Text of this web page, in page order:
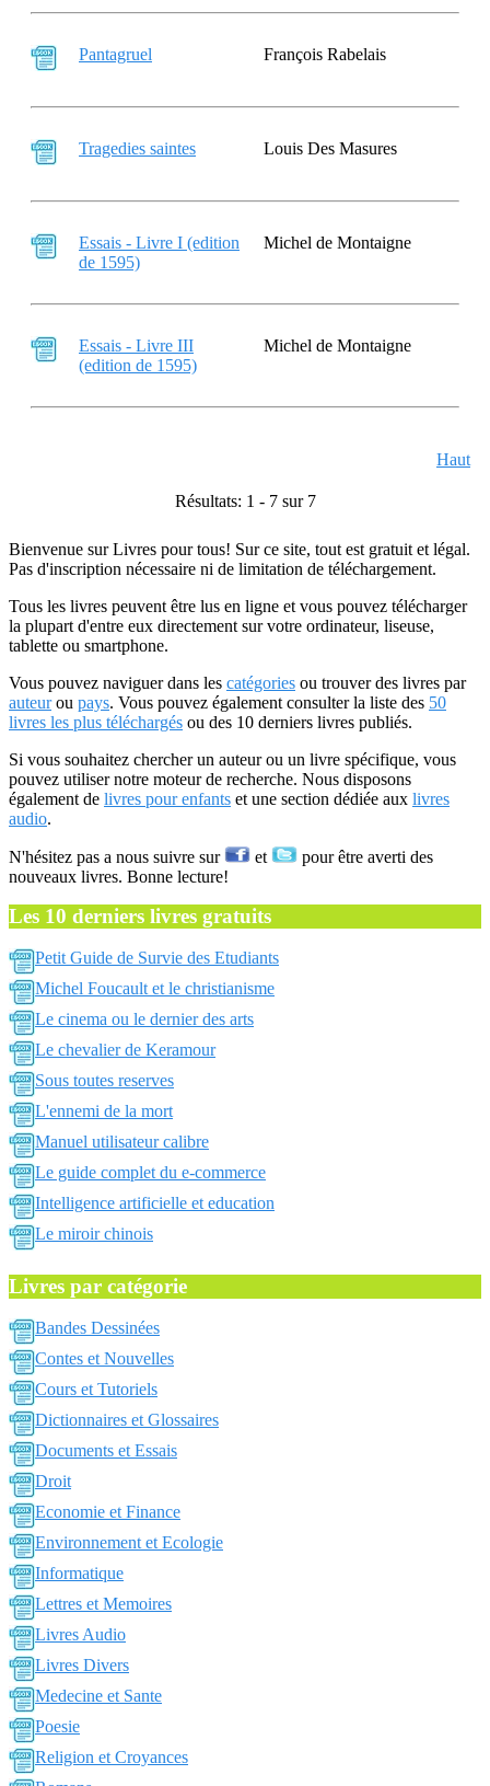
Pantagruel François Rabelais
Tragedies saintes Louis Des Masures
Essais - Livre I (edition
de 1595)
Michel de Montaigne
Essais - Livre III
(edition de 1595)
Michel de Montaigne
Haut
Résultats: 1 - 7 sur 7
Bienvenue sur Livres pour tous! Sur ce site, tout est gratuit et légal.
Pas d'inscription nécessaire ni de limitation de téléchargement.
Tous les livres peuvent être lus en ligne et vous pouvez télécharger
la plupart d'entre eux directement sur votre ordinateur, liseuse,
tablette ou smartphone.
Vous pouvez naviguer dans les catégories ou trouver des livres par
auteurou pays. Vous pouvez également consulter la liste des 50
livres les plus téléchargés ou des 10 derniers livres publiés.
Si vous souhaitez chercher un auteur ou un livre spécifique, vous
pouvez utiliser notre moteur de recherche. Nous disposons
également de livres pour enfants et une section dédiée aux livres
audio.
N'hésitez pas a nous suivre sur et
pour être averti des
nouveaux livres. Bonne lecture!
Les 10 derniers livres gratuits
Petit Guide de Survie des Etudiants
Michel Foucault et le christianisme
Le cinema ou le dernier des arts
Le chevalier de Keramour
Sous toutes reserves
L'ennemi de la mort
Manuel utilisateur calibre
Le guide complet du e-commerce
Intelligence artificielle et education
Le miroir chinois
Livres par catégorie
Bandes Dessinées
Contes et Nouvelles
Cours et Tutoriels
Dictionnaires et Glossaires
Documents et Essais
Droit
Economie et Finance
Environnement et Ecologie
Informatique
Lettres et Memoires
Livres Audio
Livres Divers
Medecine et Sante
Poesie
Religion et Croyances